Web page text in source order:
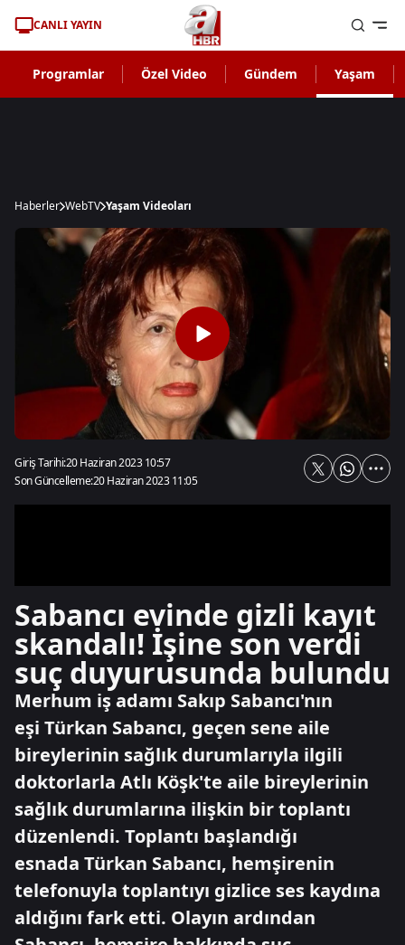
CANLI YAYIN
Programlar Özel Video Gündem Yaşam
Haberler WebTV Yaşam Videoları
Giriş Tarihi:20 Haziran 2023 10:57
Son Güncelleme:20 Haziran 2023 11:05
Sabancı evinde gizli kayıt
skandalı! İşine son verdi
suç duyurusunda bulundu
Merhum iş adamı Sakıp Sabancı'nın
eşi Türkan Sabancı, geçen sene aile
bireylerinin sağlık durumlarıyla ilgili
doktorlarla Atlı Köşk'te aile bireylerinin
sağlık durumlarına ilişkin bir toplantı
düzenlendi. Toplantı başlandığı
esnada Türkan Sabancı, hemşirenin
telefonuyla toplantıyı gizlice ses kaydına
aldığını fark etti. Olayın ardından